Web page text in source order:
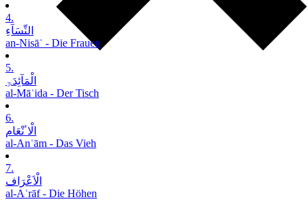
4.
النِّسَآءِ
an-Nisāʾ - Die Frauen
5.
الْمَآئِدَۃِ
al-Māʾida - Der Tisch
6.
الْاٴنْعَام
al-Anʿām - Das Vieh
7.
الْاَعْرَاف
al-Aʿrāf - Die Höhen